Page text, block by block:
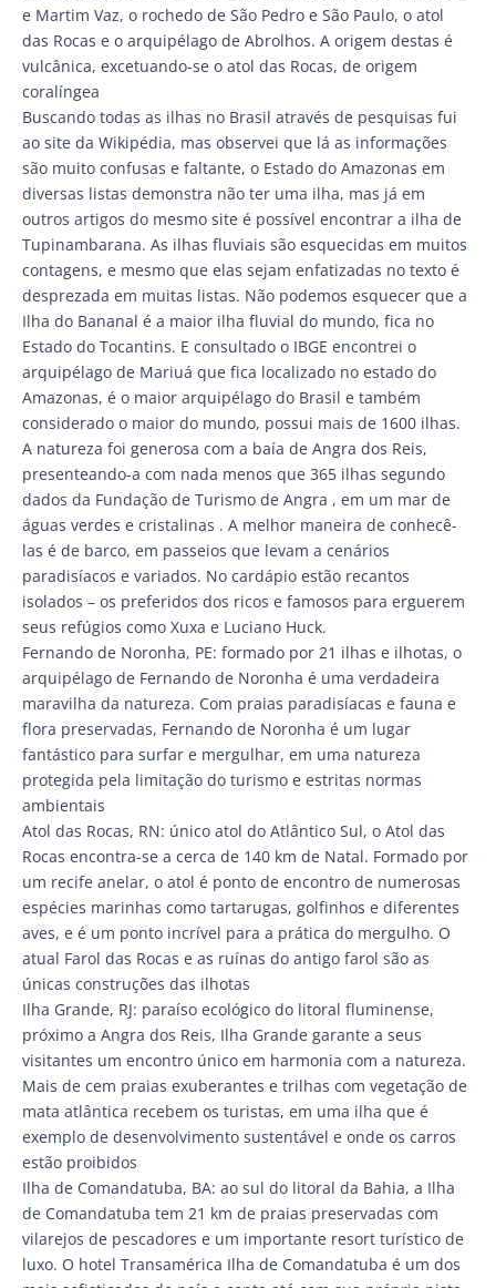
e Martim Vaz, o rochedo de São Pedro e São Paulo, o atol
das Rocas e o arquipélago de Abrolhos. A origem destas é
vulcânica, excetuando-se o atol das Rocas, de origem
coralíngea
Buscando todas as ilhas no Brasil através de pesquisas fui
ao site da Wikipédia, mas observei que lá as informações
são muito confusas e faltante, o Estado do Amazonas em
diversas listas demonstra não ter uma ilha, mas já em
outros artigos do mesmo site é possível encontrar a ilha de
Tupinambarana. As ilhas fluviais são esquecidas em muitos
contagens, e mesmo que elas sejam enfatizadas no texto é
desprezada em muitas listas. Não podemos esquecer que a
Ilha do Bananal é a maior ilha fluvial do mundo, fica no
Estado do Tocantins. E consultado o IBGE encontrei o
arquipélago de Mariuá que fica localizado no estado do
Amazonas, é o maior arquipélago do Brasil e também
considerado o maior do mundo, possui mais de 1600 ilhas.
A natureza foi generosa com a baía de Angra dos Reis,
presenteando-a com nada menos que 365 ilhas segundo
dados da Fundação de Turismo de Angra , em um mar de
águas verdes e cristalinas . A melhor maneira de conhecê-
las é de barco, em passeios que levam a cenários
paradisíacos e variados. No cardápio estão recantos
isolados – os preferidos dos ricos e famosos para erguerem
seus refúgios como Xuxa e Luciano Huck.
Fernando de Noronha, PE: formado por 21 ilhas e ilhotas, o
arquipélago de Fernando de Noronha é uma verdadeira
maravilha da natureza. Com praias paradisíacas e fauna e
flora preservadas, Fernando de Noronha é um lugar
fantástico para surfar e mergulhar, em uma natureza
protegida pela limitação do turismo e estritas normas
ambientais
Atol das Rocas, RN: único atol do Atlântico Sul, o Atol das
Rocas encontra-se a cerca de 140 km de Natal. Formado por
um recife anelar, o atol é ponto de encontro de numerosas
espécies marinhas como tartarugas, golfinhos e diferentes
aves, e é um ponto incrível para a prática do mergulho. O
atual Farol das Rocas e as ruínas do antigo farol são as
únicas construções das ilhotas
Ilha Grande, RJ: paraíso ecológico do litoral fluminense,
próximo a Angra dos Reis, Ilha Grande garante a seus
visitantes um encontro único em harmonia com a natureza.
Mais de cem praias exuberantes e trilhas com vegetação de
mata atlântica recebem os turistas, em uma ilha que é
exemplo de desenvolvimento sustentável e onde os carros
estão proibidos
Ilha de Comandatuba, BA: ao sul do litoral da Bahia, a Ilha
de Comandatuba tem 21 km de praias preservadas com
vilarejos de pescadores e um importante resort turístico de
luxo. O hotel Transamérica Ilha de Comandatuba é um dos